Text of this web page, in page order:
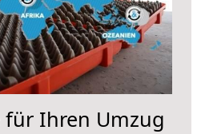
für Ihren Umzug